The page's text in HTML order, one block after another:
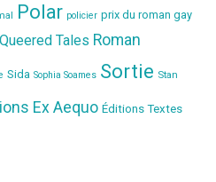
Polar policier prix du roman gay
Tales Roman
Sida Sophia Soames Sortie Stan
Ex Aequo Éditions Textes